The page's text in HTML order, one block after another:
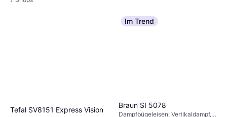
Tefal SV8151 Express Vision
Im Trend
Braun SI 5078
Dampfbügeleisen, Vertikaldampf,